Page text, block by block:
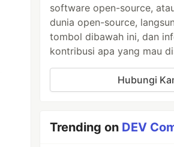
software open-source,
dunia open-source,
tombol dibawah ini, dan
kontribusi apa yang mau
Hubungi
Trending on DEV